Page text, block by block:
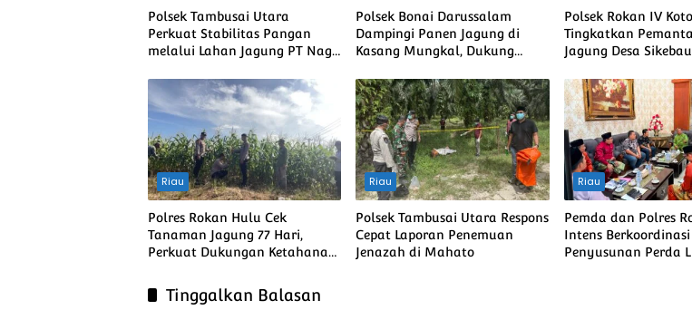
Polsek Tambusai Utara
Perkuat Stabilitas Pangan
melalui Lahan Jagung PT Naga
Pangan Nasional
Polsek Bonai Darussalam
Dampingi Panen Jagung di
Kasang Mungkal, Dukung
Polsek Rokan IV Koto
Tingkatkan
Jagung Desa
Ketahanan Pangan
Riau
Polres Rokan Hulu Cek
Tanaman Jagung 77 Hari,
Perkuat Dukungan Ketahanan
Riau
Polsek Tambusai Utara Respons
Cepat Laporan Penemuan
Jenazah di Mahato
Riau
Pemda dan Polres
Intens
Penyusunan Perda
Tinggalkan Balasan